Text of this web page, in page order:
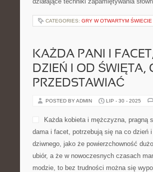
CATEGORIES: GRY W OTWARTYM ŚWIECIE
KAŻDA PANI I
DZIEŃ I OD ŚWIĘTA,
PRZEDSTAWIAĆ
POSTED BY ADMIN LIP - 30 - 2025
Każda kobieta i mężczyzna, pragną
dama i facet, potrzebują się na co dzień
dziwnego, jako że powierzchowność
ubiór, a że w nowoczesnych czasach
modzie, to bez trudności można się